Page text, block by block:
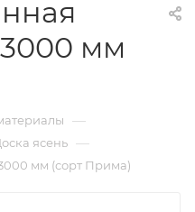
мм
—
ясень —
мм (сорт Прима)